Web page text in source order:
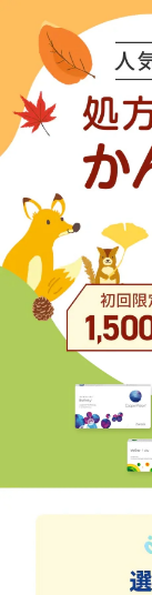
ン
ツ
ッ